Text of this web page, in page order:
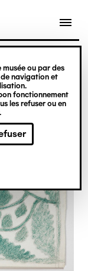
ou par des
navigation et
fonctionnement
les refuser ou en